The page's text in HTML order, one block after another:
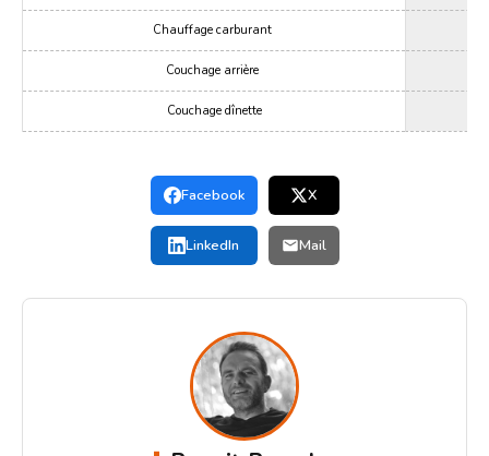
Chauffage carburant
Couchage arrière
Couchage dînette
Facebook X
LinkedIn Mail